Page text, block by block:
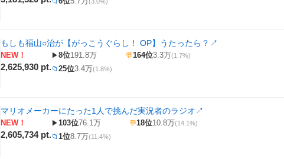
もしも福山○治が【がっこうぐらし！ OP】うたったら？ ↗
NEW！
2,625,930 pt.
▶8位191.8万 💬164位3.3万(1.7%)
📁 25位3.4万(1.8%)
マリオメーカーにたった1人で挑んだ実況者のラジオ↗
NEW！
2,605,734 pt.
▶103位76.1万 💬18位10.8万(14.1%)
📁 1位8.7万(11.4%)